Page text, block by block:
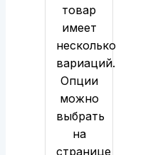
товар
имеет
несколько
вариаций.
Опции
можно
выбрать
на
странице